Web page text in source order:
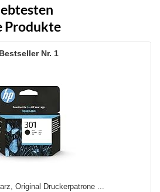
Produkte
1
Original Druckerpatrone ...